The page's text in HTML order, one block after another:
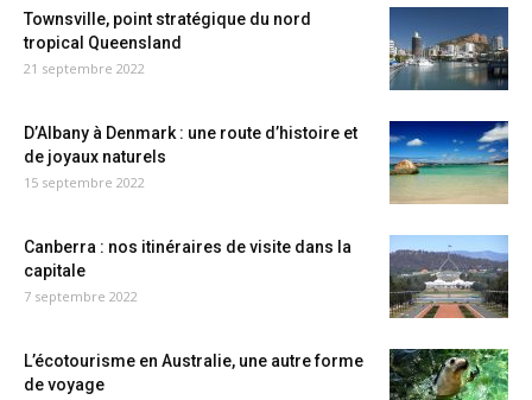
Townsville, point stratégique du nord
tropical Queensland
21 septembre 2022
D’Albany à Denmark : une route d’histoire et
de joyaux naturels
15 septembre 2022
Canberra : nos itinéraires de visite dans la
capitale
7 septembre 2022
L’écotourisme en Australie, une autre forme
de voyage